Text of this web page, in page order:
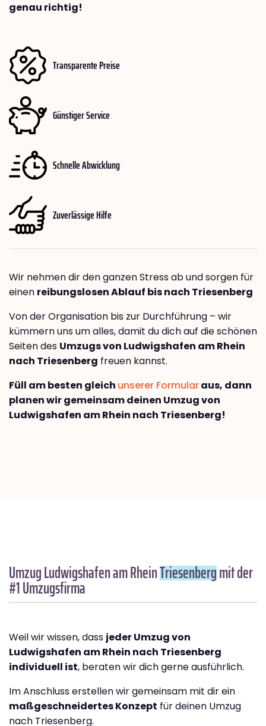
genau richtig!
Transparente Preise
Günstiger Service
Schnelle Abwicklung
Zuverlässige Hilfe
Wir nehmen dir den ganzen Stress ab und sorgen für
einen reibungslosen Ablauf bis nach Triesenberg
Von der Organisation bis zur Durchführung – wir
kümmern uns um alles, damit du dich auf die schönen
Seiten des Umzugs von Ludwigshafen am Rhein
nach Triesenberg freuen kannst.
Füll am besten gleich unserer Formularaus, dann
planen wir gemeinsam deinen Umzug von
Ludwigshafen am Rhein nach Triesenberg!
Umzug Ludwigshafen am RheinTriesenbergmit der
#1 Umzugsfirma
Weil wir wissen, dass jeder Umzug von
Ludwigshafen am Rhein nach Triesenberg
individuell ist, beraten wir dich gerne ausführlich.
Im Anschluss erstellen wir gemeinsam mit dir ein
maßgeschneidertes Konzept für deinen Umzug
nach Triesenberg.